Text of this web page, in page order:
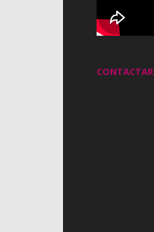
CONTACTAR